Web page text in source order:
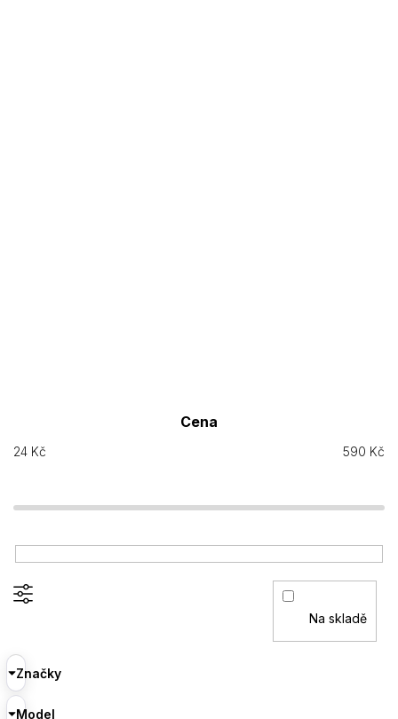
Cena
24 Kč 590 Kč
Na skladě
Značky
Model